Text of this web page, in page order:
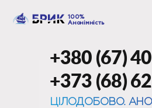
100%
Анонімність
+380 (67)
+373 (68)
ЦІЛОДОБОВО.